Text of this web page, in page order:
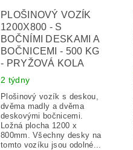
PLOŠINOVÝ VOZÍK
1200X800 - S
BOČNÍMI DESKAMI A
BOČNICEMI - 500 KG
- PRYŽOVÁ KOLA
2 týdny
Plošinový vozík s deskou,
dvěma madly a dvěma
deskovými bočnicemi.
Ložná plocha 1200 x
800mm. Všechny desky na
tomto vozíku jsou odolné...